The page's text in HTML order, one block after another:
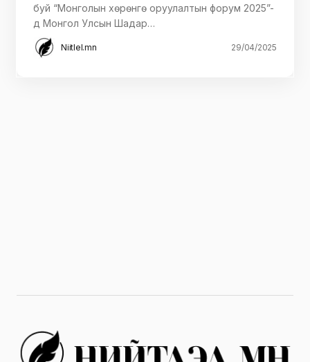
буй “Монголын хөрөнгө оруулалтын форум 2025”-
д Монгол Улсын Шадар…
Niitlel.mn 29/04/2025